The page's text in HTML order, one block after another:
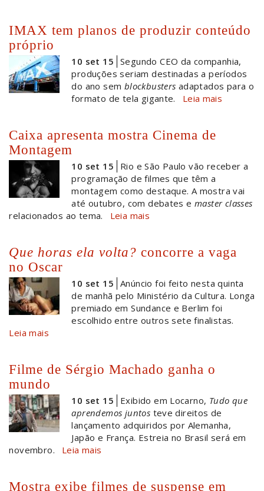
IMAX tem planos de produzir conteúdo
próprio
10 set 15 Segundo CEO da companhia,
produções seriam destinadas a períodos
do ano sem blockbusters adaptados para o
formato de tela gigante.
Leia mais
Caixa apresenta mostra Cinema de
Montagem
10 set 15
Rio e São Paulo vão receber a
programação de filmes que têm a
montagem como destaque. A mostra vai
até outubro, com debates emaster classes
relacionados ao tema.
Leia mais
Que horas ela volta? concorre a vaga
no Oscar
10 set 15 Anúncio foi feito nesta quinta
de manhã pelo Ministério da Cultura. Longa
premiado em Sundance e Berlim foi
escolhido entre outros sete finalistas.
Leia mais
Filme de Sérgio Machado ganha o
mundo
10 set 15 Exibido em Locarno, Tudo que
aprendemos juntos teve direitos de
lançamento adquiridos por Alemanha,
Japão e França. Estreia no Brasil será em
novembro.
Leia mais
Mostra exibe filmes de suspense em